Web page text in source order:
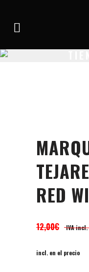
RED
12,00€ IVA
incl. en el precio